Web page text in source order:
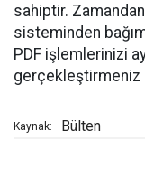
sahiptir.
sisteminden
PDF işlemlerinizi
gerçekleştirmeniz
Kaynak: Bülten